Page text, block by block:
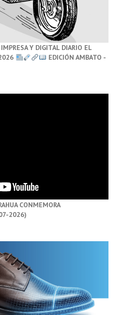
IMPRESA Y DIGITAL DIARIO EL
EDICIÓN AMBATO -
CONMEMORA
2026)